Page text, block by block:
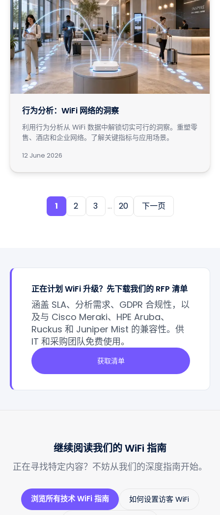
行为分析：WiFi 网络的洞察
利用行为分析从 WiFi 数据中解锁切实可行的洞察。重塑零
售、酒店和企业网络。了解关键指标与应用场景。
12 June 2026
1 2 3 ... 20 下一页
正在计划 WiFi 升级？先下载我们的 RFP 清单
涵盖 SLA、分析需求、GDPR 合规性，以
及与 Cisco Meraki、HPE Aruba、
Ruckus 和 Juniper Mist 的兼容性。供
IT 和采购团队免费使用。
获取清单
继续阅读我们的 WiFi 指南
正在寻找特定内容？不妨从我们的深度指南开始。
浏览所有技术 WiFi 指南 如何设置访客 WiFi